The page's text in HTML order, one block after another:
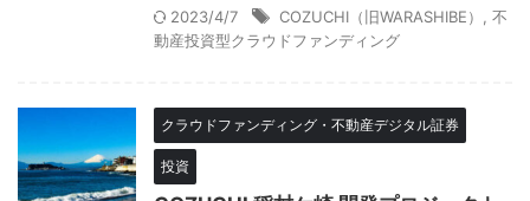
2023/4/7 COZUCHI（旧WARASHIBE）
不
動産投資型クラウドファンディング
クラウドファンディング・不動産デジタル証券
投資